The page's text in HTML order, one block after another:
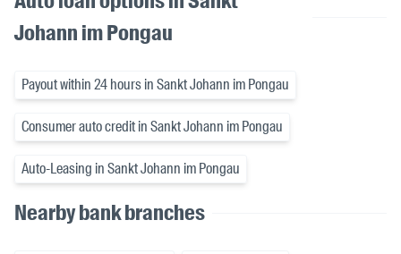
Johann im Pongau
Payout within 24 hours in Sankt Johann im Pongau
Consumer auto credit in Sankt Johann im Pongau
Auto-Leasing in Sankt Johann im Pongau
Nearby bank branches